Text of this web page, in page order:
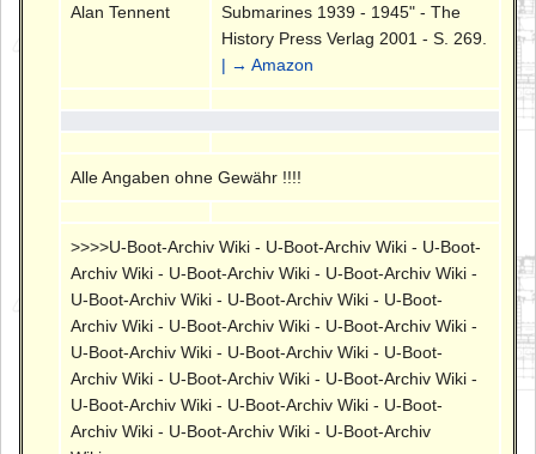
Alan Tennent
Submarines 1939 - 1945" - The
History Press Verlag 2001 - S. 269.
| → Amazon
Alle Angaben ohne Gewähr !!!!
>>>>U-Boot-Archiv Wiki - U-Boot-Archiv Wiki - U-Boot-
Archiv Wiki - U-Boot-Archiv Wiki - U-Boot-Archiv Wiki -
U-Boot-Archiv Wiki - U-Boot-Archiv Wiki - U-Boot-
Archiv Wiki - U-Boot-Archiv Wiki - U-Boot-Archiv Wiki -
U-Boot-Archiv Wiki - U-Boot-Archiv Wiki - U-Boot-
Archiv Wiki - U-Boot-Archiv Wiki - U-Boot-Archiv Wiki -
U-Boot-Archiv Wiki - U-Boot-Archiv Wiki - U-Boot-
Archiv Wiki - U-Boot-Archiv Wiki - U-Boot-Archiv